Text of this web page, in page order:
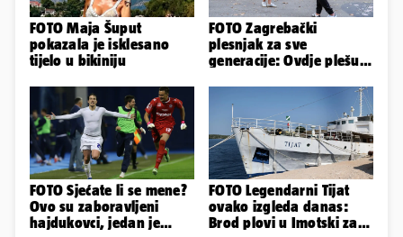
FOTO Maja Šuput
pokazala je isklesano
tijelo u bikiniju
FOTO Zagrebački
plesnjak za sve
generacije: Ovdje plešu
FOTO Sjećate li se mene?
Ovo su zaboravljeni
hajdukovci, jedan je
FOTO Legendarni Tijat
ovako izgleda danas:
Brod plovi u Imotski za